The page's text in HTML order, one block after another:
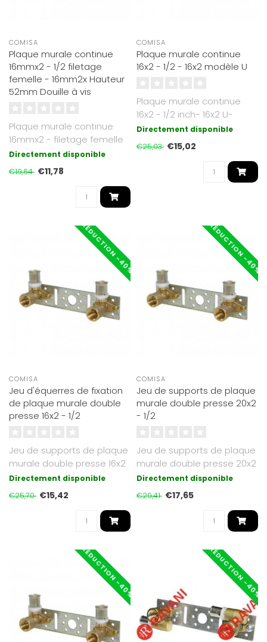
COMISA
Plaque murale continue
16mmx2 - 1/2 filetage
femelle - 16mm2x Hauteur
52mm Douille à vis
Plaque murale continue
16mmx2 - filetage femelle
1/2 pouce - 16mm2x
Hauteur 52mm..
Directement disponible
€19,64 €11,78
COMISA
Plaque murale continue
16x2 - 1/2 - 16x2 modèle U
Plaque murale continue
16x2 - 1/2 inch- 16x2 U-
model KIWA approved..
Directement disponible
€25,03 €15,02
RÉDUCTION -40%
COMISA
Jeu d'équerres de fixation
de plaque murale double
presse 16x2 - 1/2
Jeu de supports de plaque
murale double presse 16x2
- 1/2 pouce..
Directement disponible
€25,70 €15,42
RÉDUCTION -40%
COMISA
Jeu de supports de plaque
murale double presse 20x2
- 1/2
Jeu de supports de plaque
murale double presse 20x2
- 1/2 pouce . A utiliser par..
Directement disponible
€29,41 €17,65
RÉDUCTION -40% RÉDUCTION -40%